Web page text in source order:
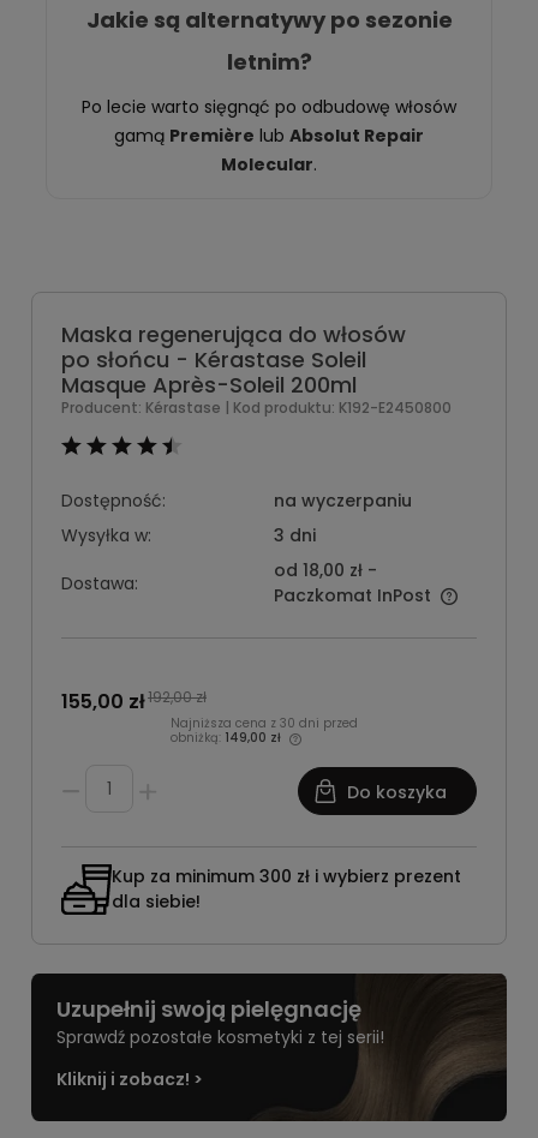
Jakie są alternatywy po sezonie
letnim?
Po lecie warto sięgnąć po odbudowę włosów
gamą Première lub Absolut Repair
Molecular.
Maska regenerująca do włosów
po słońcu - Kérastase Soleil
Masque Après-Soleil 200ml
Producent: Kérastase | Kod produktu: K192-E2450800
Dostępność:
na wyczerpaniu
Wysyłka w:
3 dni
Dostawa:
od 18,00 zł -
Paczkomat InPost
155,00 zł192,00 zł
Najniższa cena z 30 dni przed
obniżką: 149,00 zł
Do koszyka
Kup za minimum 300 zł i wybierz prezent
dla siebie!
Uzupełnij swoją pielęgnację
Sprawdź pozostałe kosmetyki z tej serii!
Kliknij i zobacz! >